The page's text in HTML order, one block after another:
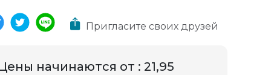
Пригласите своих друзей
начинаются от : 21,95